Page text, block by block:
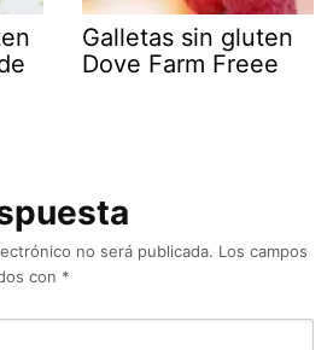
Galletas sin gluten
Dove Farm Freee
no será publicada. Los campos
con *